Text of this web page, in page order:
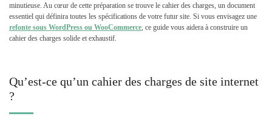
minutieuse. Au cœur de cette préparation se trouve le cahier des charges, un document
essentiel qui définira toutes les spécifications de votre futur site. Si vous envisagez une
refonte sous WordPress ou WooCommerce, ce guide vous aidera à construire un
cahier des charges solide et exhaustif.
Qu’est-ce qu’un cahier des charges de site internet
?